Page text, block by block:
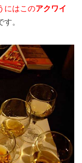
にはこのアクワイ
す。